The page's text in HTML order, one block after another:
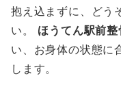
抱え込まずに、どう
い。 ほうてん駅前整
い、お身体の状態に
します。